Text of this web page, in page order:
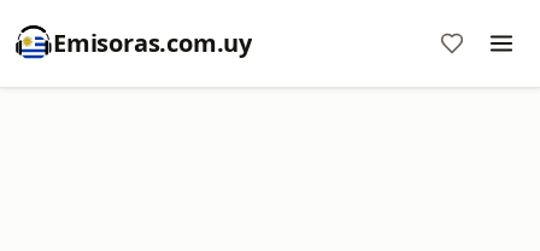
Emisoras.com.uy